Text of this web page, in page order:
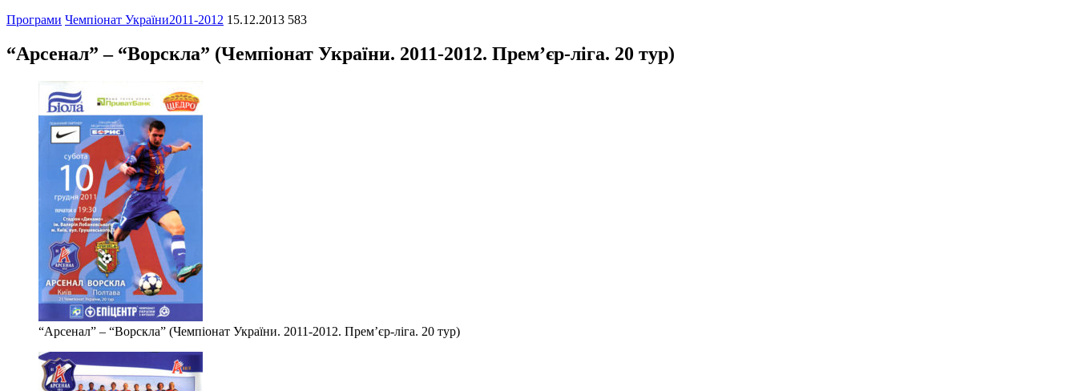
Програми Чемпіонат України2011-2012 15.12.2013 583
“Арсенал” – “Ворскла” (Чемпіонат України. 2011-2012. Прем’єр-ліга. 20 тур)
“Арсенал” – “Ворскла” (Чемпіонат України. 2011-2012. Прем’єр-ліга. 20 тур)